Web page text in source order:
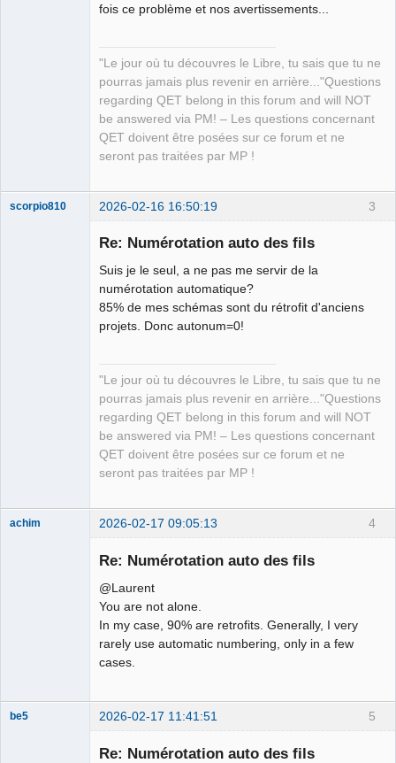
fois ce problème et nos avertissements...
"Le jour où tu découvres le Libre, tu sais que tu ne
pourras jamais plus revenir en arrière..."Questions
regarding QET belong in this forum and will NOT
be answered via PM! – Les questions concernant
QET doivent être posées sur ce forum et ne
seront pas traitées par MP !
3
scorpio810 2026-02-16 16:50:19
Re: Numérotation auto des fils
Suis je le seul, a ne pas me servir de la
numérotation automatique?
85% de mes schémas sont du rétrofit d'anciens
projets. Donc autonum=0!
"Le jour où tu découvres le Libre, tu sais que tu ne
pourras jamais plus revenir en arrière..."Questions
regarding QET belong in this forum and will NOT
be answered via PM! – Les questions concernant
QET doivent être posées sur ce forum et ne
seront pas traitées par MP !
4
achim 2026-02-17 09:05:13
Re: Numérotation auto des fils
@Laurent
You are not alone.
In my case, 90% are retrofits. Generally, I very
rarely use automatic numbering, only in a few
cases.
5
be5 2026-02-17 11:41:51
Re: Numérotation auto des fils